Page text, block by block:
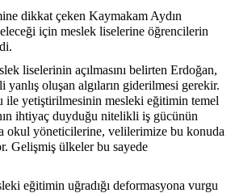
dikkat çeken Kaymakam Aydın
için meslek liselerine öğrencilerin
liselerinin açılmasını belirten Erdoğan,
oluşan algıların giderilmesi gerekir.
yetiştirilmesinin mesleki eğitimin temel
ihtiyaç duyduğu nitelikli iş gücünün
okul yöneticilerine, velilerimize bu konuda
Gelişmiş ülkeler bu sayede
eğitimin uğradığı deformasyona vurgu